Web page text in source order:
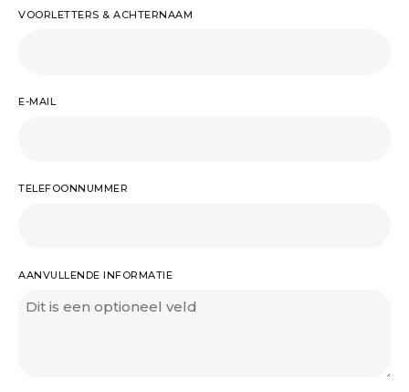
VOORLETTERS & ACHTERNAAM
E-MAIL
TELEFOONNUMMER
AANVULLENDE INFORMATIE